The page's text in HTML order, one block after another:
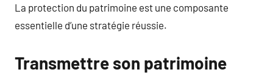
La protection du patrimoine est une composante
essentielle d’une stratégie réussie.
Transmettre son patrimoine